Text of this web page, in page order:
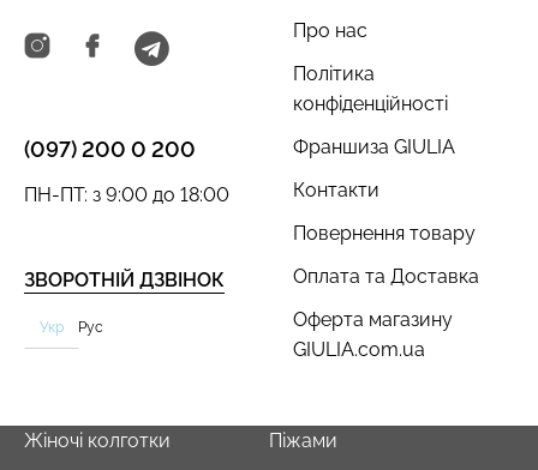
Про нас
Політика
конфіденційності
Франшиза GIULIA
Контакти
Повернення товару
Оплата та Доставка
Оферта магазину
GIULIA.com.ua
(097) 200 0 200
ЗВОРОТНІЙ ДЗВІНОК
ПН-ПТ: з 9:00 до 18:00
Укр Рус
Жіночі колготки
Піжами